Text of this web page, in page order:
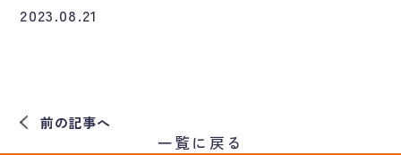
2023.08.21
前の記事へ
一覧に戻る